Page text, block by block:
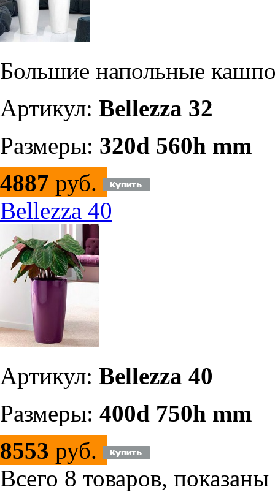
Большие напольные
Артикул: Bellezza 32
Размеры: 320d 560h mm
4887 руб.
Bellezza 40
Артикул: Bellezza 40
Размеры: 400d 750h mm
8553 руб.
Всего 8 товаров,